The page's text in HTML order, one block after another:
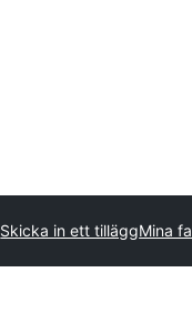
Skicka in ett tilläggMina